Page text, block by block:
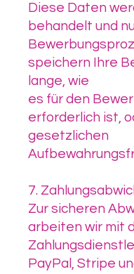
Diese Daten
behandelt und
speichern Ihre
lange, wie
es für den
erforderlich ist,
gesetzlichen
7.
Zur sicheren
arbeiten wir mit
PayPal, Stripe